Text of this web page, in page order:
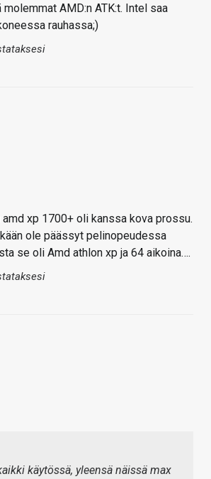
AMD:n ATK:t. Intel saa
rauhassa;)
xp 1700+ oli kanssa kova prossu.
ole päässyt pelinopeudessa
se oli Amd athlon xp ja 64 aikoina….
käytössä, yleensä näissä max